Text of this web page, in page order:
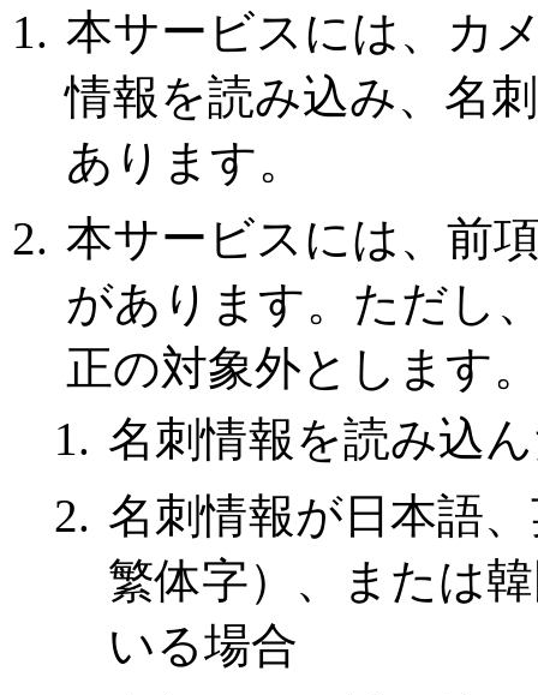
本サービスには、カ
情報を読み込み、名
あります。
本サービスには、前
があります。ただし
正の対象外とします
名刺情報を読み込
名刺情報が日本語
繁体字）、または
いる場合